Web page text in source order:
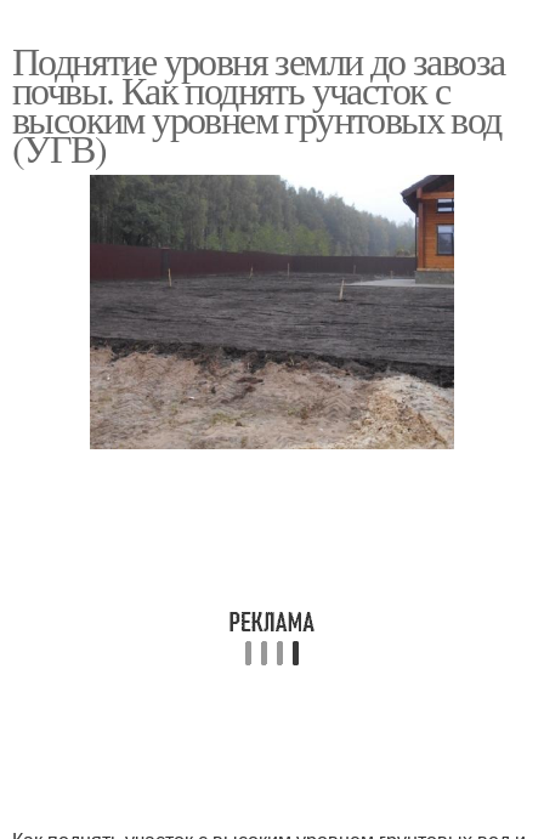
Поднятие уровня земли до завоза
почвы. Как поднять участок с
высоким уровнем грунтовых вод
(УГВ)